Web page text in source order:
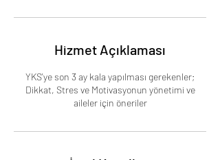
Hizmet Açıklaması
YKS'ye son 3 ay kala yapılması gerekenler;
Dikkat, Stres ve Motivasyonun yönetimi ve
aileler için öneriler